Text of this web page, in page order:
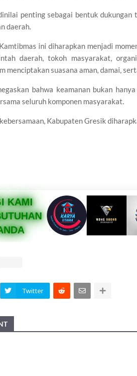
penting sebagai bentuk dukungan
daerah.
ini diharapkan menjadi
daerah, tokoh masyarakat,
menciptakan suasana aman, damai,
bahwa keamanan bukan
seluruh komponen masyarakat.
Kabupaten Gresik
KAMI
Twitter